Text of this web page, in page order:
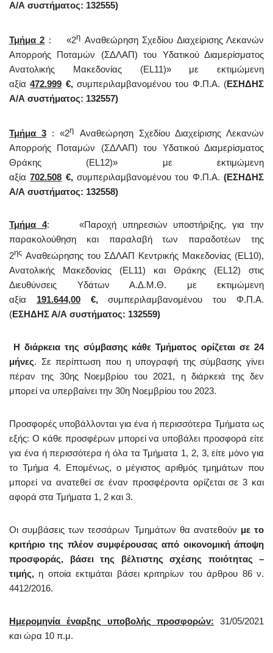
Α/Α συστήματος: 132555)
Τμήμα 2 : «2η Αναθεώρηση Σχεδίου Διαχείρισης Λεκανών
Απορροής Ποταμών (ΣΔΛΑΠ) του Υδατικού Διαμερίσματος
Ανατολικής Μακεδονίας (EL11)» με εκτιμώμενη
αξία472.999 €,συμπεριλαμβανομένου του Φ.Π.Α. (ΕΣΗΔΗΣ
Α/Α συστήματος: 132557)
Τμήμα 3 : «2η
Αναθεώρηση Σχεδίου Διαχείρισης Λεκανών
Απορροής Ποταμών (ΣΔΛΑΠ) του Υδατικού Διαμερίσματος
Θράκης (EL12)» με εκτιμώμενη
αξία702.508 €,συμπεριλαμβανομένου του Φ.Π.Α.(ΕΣΗΔΗΣ
Α/Α συστήματος: 132558)
Τμήμα 4: «Παροχή υπηρεσιών υποστήριξης, για την
παρακολούθηση και παραλαβή των παραδοτέων της
2ης Αναθεώρησης του ΣΔΛΑΠ Κεντρικής Μακεδονίας (EL10),
Ανατολικής Μακεδονίας (EL11) και Θράκης (EL12) στις
Διευθύνσεις Υδάτων Α.Δ.Μ.Θ. με εκτιμώμενη
αξία 191.644,00€,συμπεριλαμβανομένου του Φ.Π.Α.
(ΕΣΗΔΗΣ Α/Α συστήματος: 132559)
Η διάρκεια της σύμβασης κάθε Τμήματος ορίζεται σε 24
μήνες. Σε περίπτωση που η υπογραφή της σύμβασης γίνει
πέραν της 30ης Νοεμβρίου του 2021, η διάρκειά της δεν
μπορεί να υπερβαίνει την 30η Νοεμβρίου του 2023.
Προσφορές υποβάλλονται για ένα ή περισσότερα Τμήματα ως
εξής: Ο κάθε προσφέρων μπορεί να υποβάλει προσφορά είτε
για ένα ή περισσότερα ή όλα τα Τμήματα 1, 2, 3, είτε μόνο για
το Τμήμα 4. Επομένως, ο μέγιστος αριθμός τμημάτων που
μπορεί να ανατεθεί σε έναν προσφέροντα ορίζεται σε 3 και
αφορά στα Τμήματα 1, 2 και 3.
Οι συμβάσεις των τεσσάρων Τμημάτων θα ανατεθούν με το
κριτήριο της πλέον συμφέρουσας από οικονομική άποψη
προσφοράς, βάσει της βέλτιστης σχέσης ποιότητας –
τιμής, η οποία εκτιμάται βάσει κριτηρίων του άρθρου 86 ν.
4412/2016.
Ημερομηνία έναρξης υποβολής προσφορών:
31/05/2021
και ώρα 10 π.μ.